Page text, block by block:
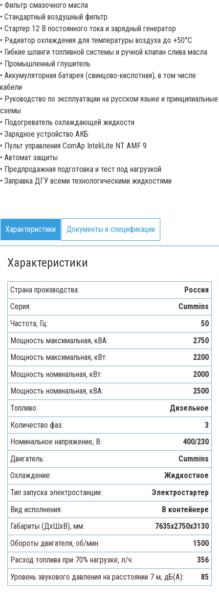
• Фильтр смазочного масла
• Стандартный воздушный фильтр
• Стартер 12 В постоянного тока и зарядный генератор
• Радиатор охлаждения для температуры воздуха до +50°С
• Гибкие шланги топливной системы и ручной клапан слива масла
• Промышленный глушитель
• Аккумуляторная батарея (свинцово-кислотная), в том числе
кабели
• Руководство по эксплуатации на русском языке и принципиальные
схемы
• Подогреватель охлаждающей жидкости
• Зарядное устройство АКБ
• Пульт управления ComAp InteliLite NT AMF 9
• Автомат защиты
• Предпродажная подготовка и тест под нагрузкой
• Заправка ДГУ всеми технологическими жидкостями
Характеристики Документы и спецификации
Характеристики
Страна производства:
Россия
Серия:
Cummins
Частота, Гц:
50
Мощность максимальная, кВA:
2750
Мощность максимальная, кВт:
2200
Мощность номинальная, кВт:
2000
Мощность номинальная, кВА:
2500
Топливо:
Дизельное
Количество фаз:
3
Номинальное напряжение, В:
400/230
Двигатель:
Cummins
Охлаждение:
Жидкостное
Тип запуска электростанции:
Электростартер
Вид исполнения:
В контейнере
Габариты (ДхШхВ), мм:
7635х2750х3130
Обороты двигателя, об/мин:
1500
Расход топлива при 70% нагрузке, л/ч:
356
Уровень звукового давления на расстоянии 7 м, дБ(A):
85